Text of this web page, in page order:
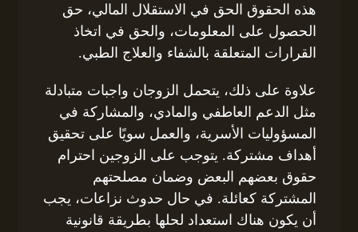
هذه الحقوق الحق في الاستقلال المالي، حق
الحصول على المعلومات، والحق في اتخاذ
القرارات المتعلقة بالشفاء والعلاج الطبي.
علاوة على ذلك، يتحمل الزوجان واجبات متبادلة
مثل الدعم العاطفي والمادي، والمشاركة في
المسؤوليات الأسرية، والعمل سويًا على تحقيق
أهداف مشتركة. يتوجب على الزوجين احترام
حقوق بعضهم البعض وضمان مصلحتهم
المشتركة كعائلة. في حال حدوث نزاعات، يجب
أن يكون هناك استعداد لحلها بطريقة قانونية